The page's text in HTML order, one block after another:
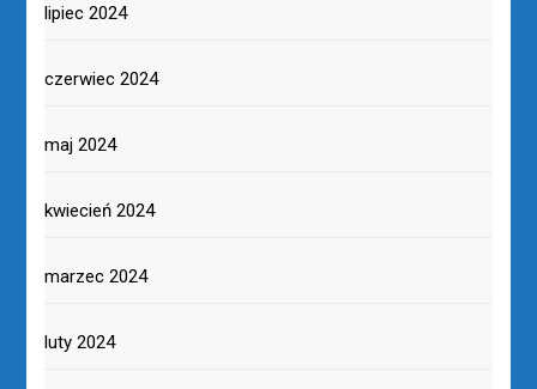
lipiec 2024
czerwiec 2024
maj 2024
kwiecień 2024
marzec 2024
luty 2024